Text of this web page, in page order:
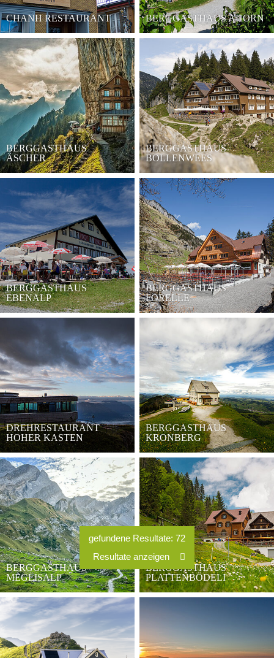
CHANH RESTAURANT BERGGASTHAUS AHORN
BERGGASTHAUS
ÄSCHER
BERGGASTHAUS
BOLLENWEES
BERGGASTHAUS
EBENALP
BERGGASTHAUS
FORELLE
DREHRESTAURANT
HOHER KASTEN
BERGGASTHAUS
KRONBERG
BERGGASTHAUS
MEGLISALP
BERGGASTHAUS
PLATTENBÖDELI